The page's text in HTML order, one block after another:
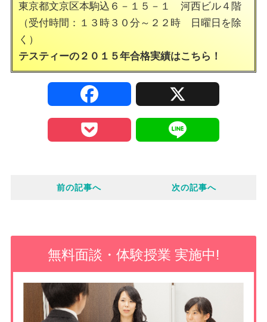
東京都文京区本駒込６－１５－１ 河西ビル４階
（受付時間：１３時３０分～２２時 日曜日を除
く）
テスティーの２０１５年合格実績はこちら！
o
k
e
t
前の記事へ 次の記事へ
無料面談・体験授業 実施中!